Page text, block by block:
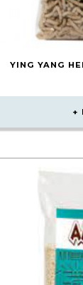
YING YANG